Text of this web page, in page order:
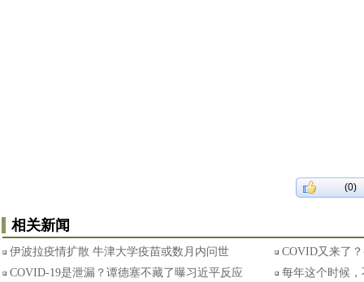
(0)
相关新闻
伊波拉疫情扩散 牛津大学疫苗或数月内问世
COVID又来了
COVID-19是泄漏？谭德塞不藏了曝习近平反应
每年这个时候